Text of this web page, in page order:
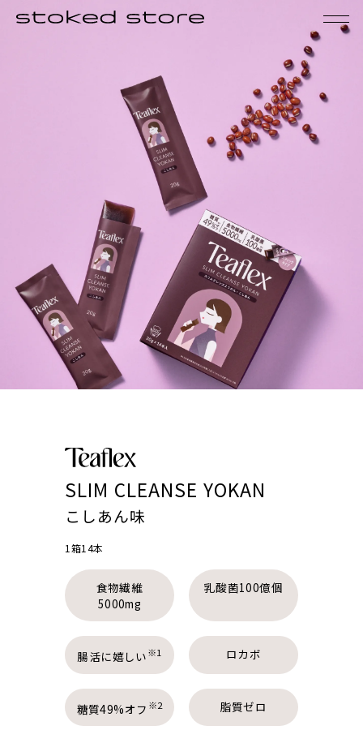
ログイン
当サイトについて
お知らせ
利用規約
個人に関する情報の取扱いについて
特定商取引法に基づく表記
SLIM CLEANSE YOKAN
こしあん味
1箱14本
食物繊維
5000mg
乳酸菌100億個
腸活に嬉しい※1 ロカボ
糖質49%オフ ※2 脂質ゼロ